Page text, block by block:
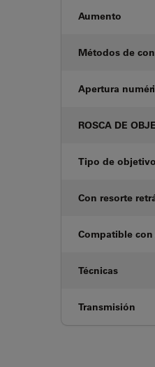
Aumento
Métodos de
Apertura
ROSCA DE
Tipo de objetivo
Con resorte
Compatible
Técnicas
Transmisión